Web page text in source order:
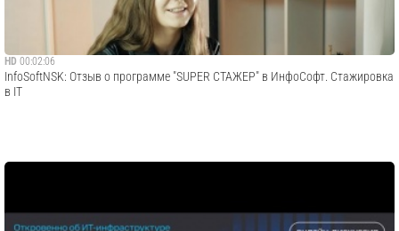
HD 00:02:06
InfoSoftNSK: Отзыв о программе "SUPER СТАЖЕР" в ИнфоСофт. Стажировка
в IT